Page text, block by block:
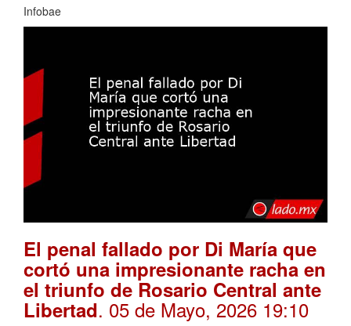
Infobae
El penal fallado por Di María que
cortó una impresionante racha en
el triunfo de Rosario Central ante
Libertad. 05 de Mayo, 2026 19:10